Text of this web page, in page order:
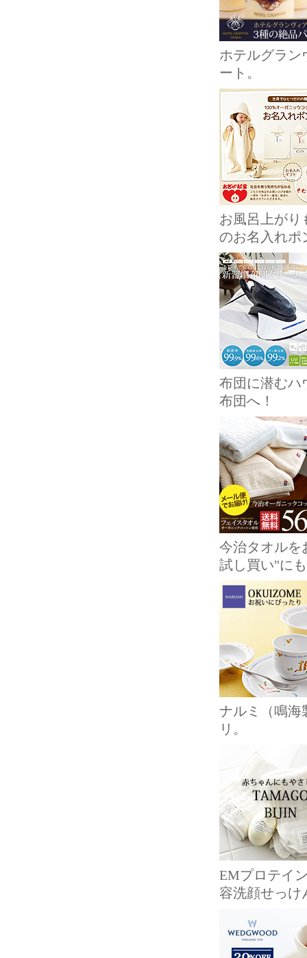
ホテルグラン
ート。
お風呂上がり
のお名入れポ
布団に潜むハ
布団へ！
今治タオルを
試し買い"に
ナルミ（鳴海
リ。
EMプロテイ
容洗顔せっけ